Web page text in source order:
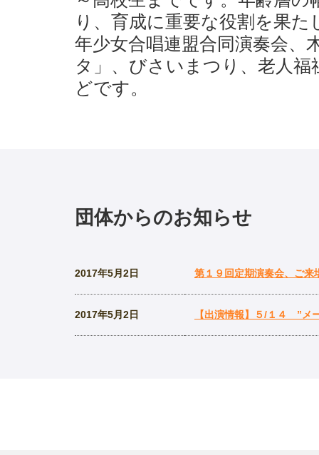
り、育成に重要な役割を果
年少女合唱連盟合同演奏会、
タ」、びさいまつり、老人
どです。
団体からのお知らせ
2017年5月2日 第１９回定期演奏会、ご来
2017年5月2日 【出演情報】５/１４ ”メ